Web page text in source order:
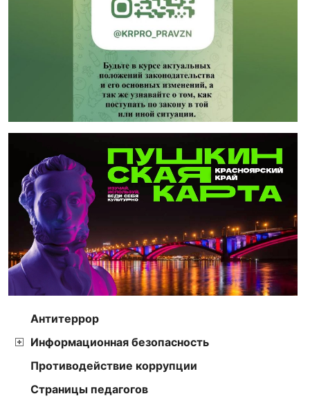
Антитеррор
Информационная безопасность
Противодействие коррупции
Страницы педагогов